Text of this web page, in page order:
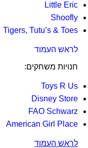
Little Eric
Shoofly
Tigers, Tutu’s & Toes
לראש העמוד
חנויות משחקים:
Toys R Us
Disney Store
FAO Schwarz
American Girl Place
לראש העמוד